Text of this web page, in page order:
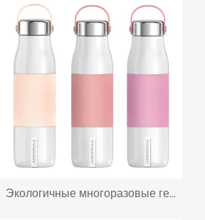
Экологичные многоразовые герметичные бутылки с водой объемом 500 мл с вакуумной изоляцией сохраняют 12 часов горячими